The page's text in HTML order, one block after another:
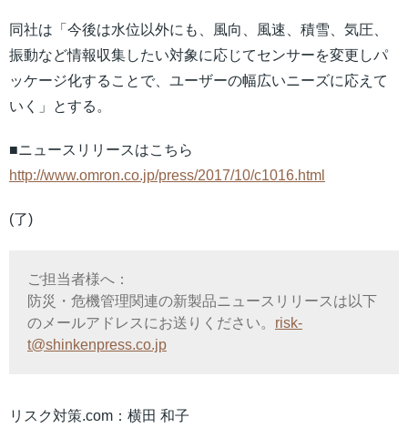
同社は「今後は水位以外にも、風向、風速、積雪、気圧、
振動など情報収集したい対象に応じてセンサーを変更しパ
ッケージ化することで、ユーザーの幅広いニーズに応えて
いく」とする。
■ニュースリリースはこちら
http://www.omron.co.jp/press/2017/10/c1016.html
(了)
ご担当者様へ：
防災・危機管理関連の新製品ニュースリリースは以下
のメールアドレスにお送りください。 risk-
t@shinkenpress.co.jp
リスク対策.com：横田 和子